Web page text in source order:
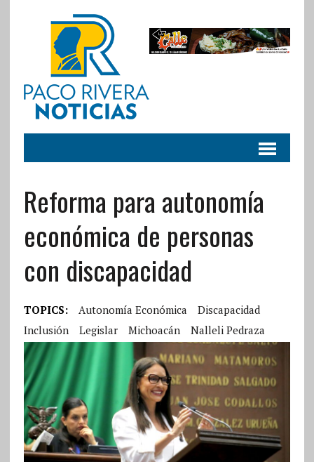
Reforma para autonomía
económica de personas
con discapacidad
TOPICS: Autonomía Económica
Discapacidad
Inclusión
Legislar Michoacán Nalleli Pedraza